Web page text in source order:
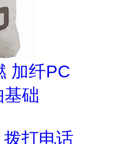
加纤PC
础
拨打电话